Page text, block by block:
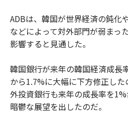
ADBは、韓国が世界経済の鈍化
などによって対外部門が弱まっ
影響すると見通した。
韓国銀行が来年の韓国経済成長
から1.7%に大幅に下方修正し
外投資銀行も来年の成長率を
暗鬱な展望を出したのだ。